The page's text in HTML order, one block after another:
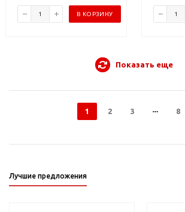
В КОРЗИНУ
Показать еще
1 2 3 8
Лучшие предложения